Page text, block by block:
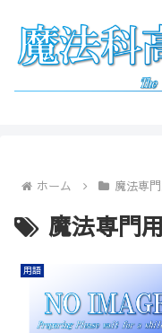
ホーム 魔法専
魔法専門
用語